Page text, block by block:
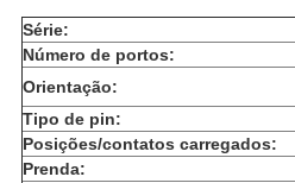
Série:
Número de portos:
Orientação:
Tipo de pin:
Posições/contatos carregados:
Prenda: